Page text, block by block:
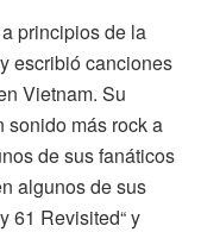
principios de la
escribió canciones
Vietnam. Su
sonido más rock a
de sus fanáticos
algunos de sus
61 Revisited“ y